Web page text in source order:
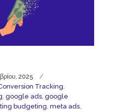
2025
Tracking,
, google ads, google
budgeting, meta ads,